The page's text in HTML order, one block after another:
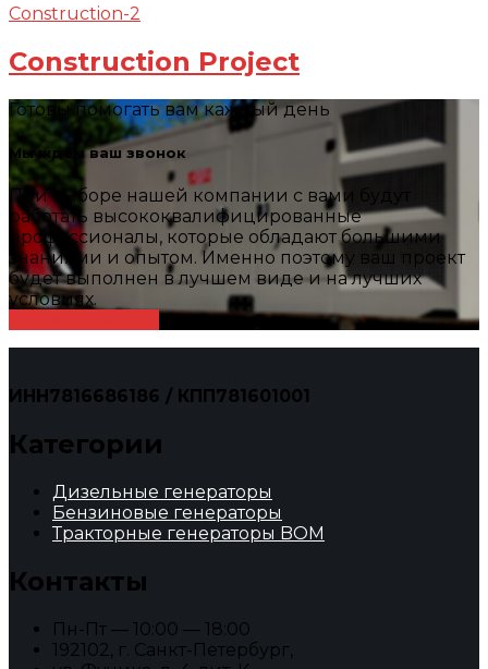
Construction-2
Construction Project
Готовы помогать вам каждый день
Мы ждём ваш звонок
При выборе нашей компании с вами будут
работать высококвалифицированные
профессионалы, которые обладают большими
знаниями и опытом. Именно поэтому ваш проект
будет выполнен в лучшем виде и на лучших
условиях.
ИНН7816686186 / КПП781601001
Категории
Дизельные генераторы
Бензиновые генераторы
Тракторные генераторы BOM
Контакты
Пн-Пт — 10:00 — 18:00
192102, г. Санкт-Петербург,